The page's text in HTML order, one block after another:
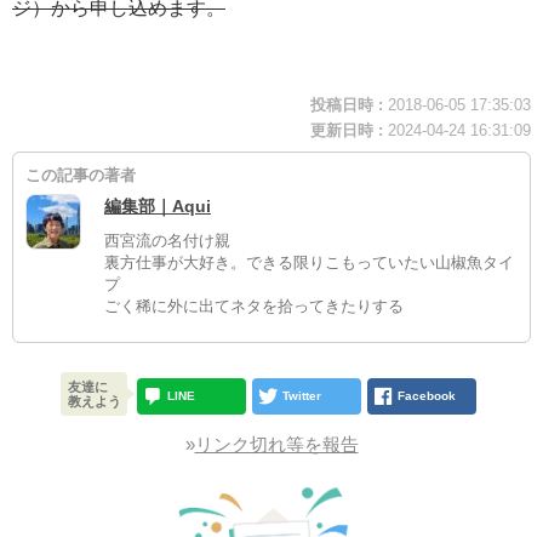
ジ）から申し込めます。
投稿日時 : 2018-06-05 17:35:03
更新日時 : 2024-04-24 16:31:09
この記事の著者
編集部｜Aqui
西宮流の名付け親
裏方仕事が大好き。できる限りこもっていたい山椒魚タイ
プ
ごく稀に外に出てネタを拾ってきたりする
友達に
教えよう
LINE Twitter Facebook
»リンク切れ等を報告